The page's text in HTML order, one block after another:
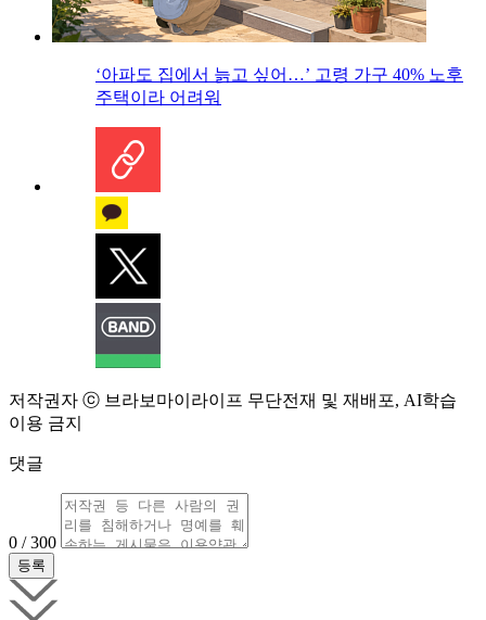
‘아파도 집에서 늙고 싶어…’ 고령 가구 40% 노후
주택이라 어려워
저작권자 ⓒ 브라보마이라이프 무단전재 및 재배포, AI학습
이용 금지
댓글
0 / 300